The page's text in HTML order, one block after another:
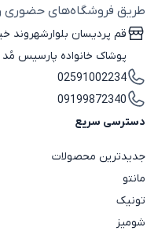
طریق فروشگاه‌های حضوری
قم پردیسان بلوارشهروند
پوشاک خانواده پارسیس مُد
02591002234
09199872340
دسترسی سریع
جدیدترین محصولات
مانتو
تونیک
شومیز